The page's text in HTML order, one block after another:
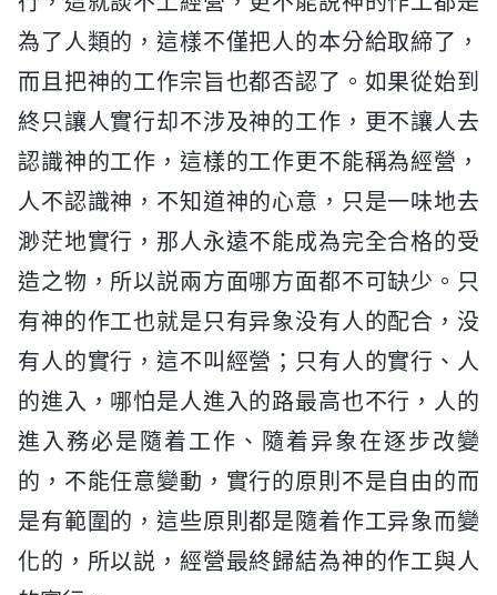
為了人類的，這樣不僅把人的本分給取締了，
而且把神的工作宗旨也都否認了。如果從始到
終只讓人實行却不涉及神的工作，更不讓人去
認識神的工作，這樣的工作更不能稱為經營，
人不認識神，不知道神的心意，只是一味地去
渺茫地實行，那人永遠不能成為完全合格的受
造之物，所以説兩方面哪方面都不可缺少。只
有神的作工也就是只有异象没有人的配合，没
有人的實行，這不叫經營；只有人的實行、人
的進入，哪怕是人進入的路最高也不行，人的
進入務必是隨着工作、隨着异象在逐步改變
的，不能任意變動，實行的原則不是自由的而
是有範圍的，這些原則都是隨着作工异象而變
化的，所以説，經營最終歸結為神的作工與人